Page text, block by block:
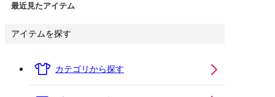
最近見たアイテム
アイテムを探す
カテゴリから探す